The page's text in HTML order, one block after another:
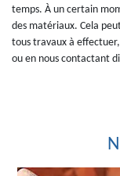
temps. À un certain
des matériaux. Cela
tous travaux à
ou en nous contactant